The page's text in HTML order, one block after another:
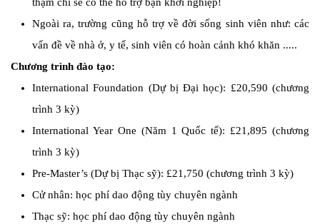
Ngoài ra, trường cũng hỗ trợ về đời sống sinh viên như: các
vấn đề về nhà ở, y tế, sinh viên có hoàn cảnh khó khăn .....
Chương trình đào tạo:
International Foundation (Dự bị Đại học): £20,590 (chương
trình 3 kỳ)
International Year One (Năm 1 Quốc tế): £21,895 (chương
trình 3 kỳ)
Pre-Master’s (Dự bị Thạc sỹ): £21,750 (chương trình 3 kỳ)
Cử nhân: học phí dao động tùy chuyên ngành
Thạc sỹ: học phí dao động tùy chuyên ngành